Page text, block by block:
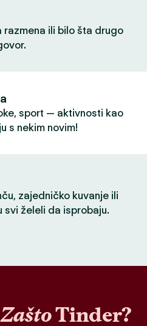
razmena ili bilo šta drugo
sport — aktivnosti kao
s nekim novim!
zajedničko kuvanje ili
svi želeli da isprobaju.
ZaštoTinder?